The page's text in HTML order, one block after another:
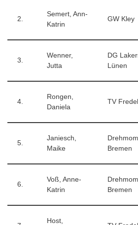
2.
Semert, Ann-
Katrin
GW Kley
3.
Wenner,
Jutta
DG
Lünen
4.
Rongen,
Daniela
TV
5.
Janiesch,
Maike
Bremen
6.
Voß, Anne-
Katrin
Bremen
Host,